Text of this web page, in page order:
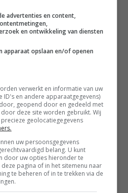
advertenties en content,
en ontwikkeling van diensten
apparaat opslaan en/of openen
verwerkt en informatie van uw
ID's en andere apparaatgegevens)
geopend door en gedeeld met
deze site worden gebruikt. Wij
geolocatiegegevens
uw persoonsgegevens
belang. U kunt
door uw opties hieronder te
pagina of in het sitemenu naar
te beheren of in te trekken via de